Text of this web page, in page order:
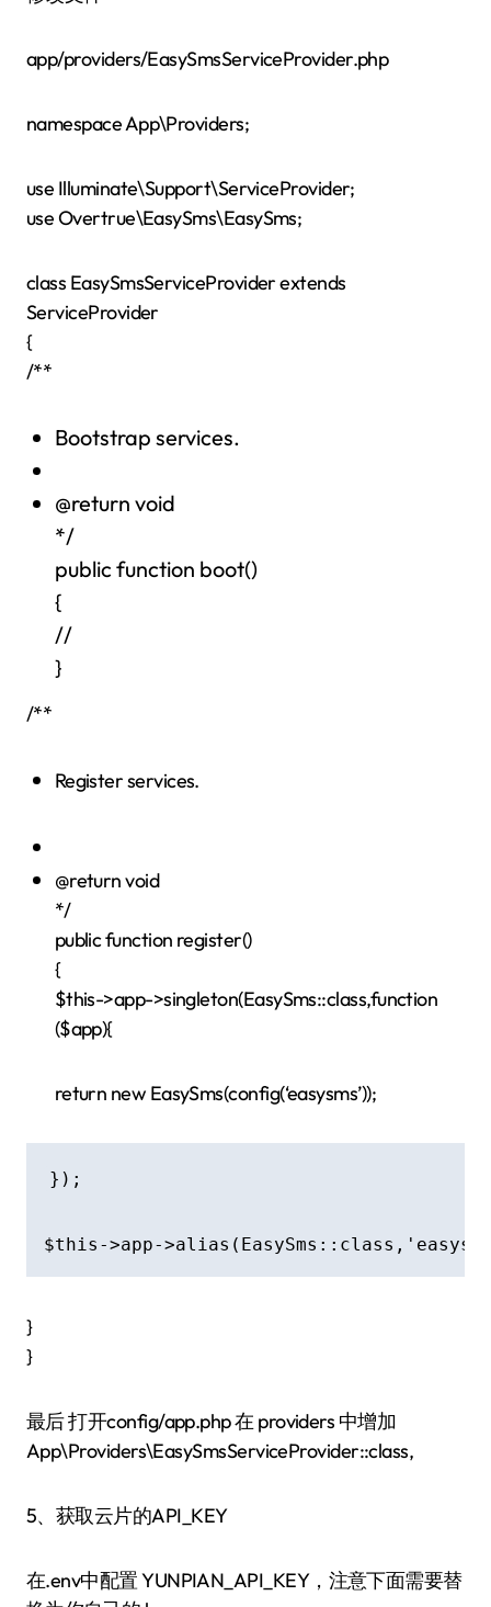
app/providers/EasySmsServiceProvider.php
namespace App\Providers;
use Illuminate\Support\ServiceProvider;
use Overtrue\EasySms\EasySms;
class EasySmsServiceProvider extends
ServiceProvider
{
/**
Bootstrap services.
@return void
*/
public function boot()
{
//
}
/**
Register services.
@return void
*/
public function register()
{
$this->app->singleton(EasySms::class,function
($app){
return new EasySms(config(‘easysms’));
});
$this->app-
}
}
最后 打开config/app.php 在 providers 中增加
App\Providers\EasySmsServiceProvider::class,
5、获取云片的API_KEY
在.env中配置 YUNPIAN_API_KEY，注意下面需要替